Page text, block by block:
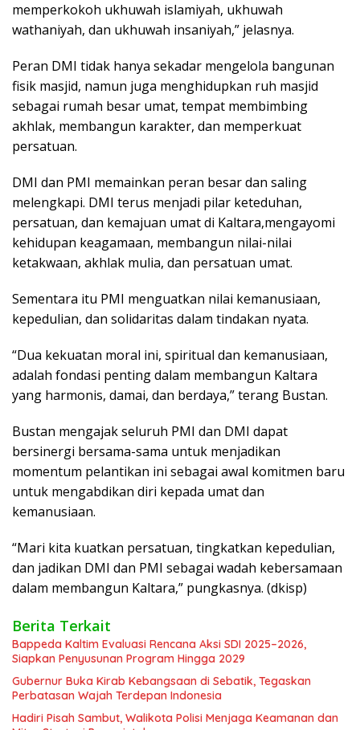
memperkokoh ukhuwah islamiyah, ukhuwah
wathaniyah, dan ukhuwah insaniyah,” jelasnya.
Peran DMI tidak hanya sekadar mengelola bangunan
fisik masjid, namun juga menghidupkan ruh masjid
sebagai rumah besar umat, tempat membimbing
akhlak, membangun karakter, dan memperkuat
persatuan.
DMI dan PMI memainkan peran besar dan saling
melengkapi. DMI terus menjadi pilar keteduhan,
persatuan, dan kemajuan umat di Kaltara,mengayomi
kehidupan keagamaan, membangun nilai-nilai
ketakwaan, akhlak mulia, dan persatuan umat.
Sementara itu PMI menguatkan nilai kemanusiaan,
kepedulian, dan solidaritas dalam tindakan nyata.
“Dua kekuatan moral ini, spiritual dan kemanusiaan,
adalah fondasi penting dalam membangun Kaltara
yang harmonis, damai, dan berdaya,” terang Bustan.
Bustan mengajak seluruh PMI dan DMI dapat
bersinergi bersama-sama untuk menjadikan
momentum pelantikan ini sebagai awal komitmen baru
untuk mengabdikan diri kepada umat dan
kemanusiaan.
“Mari kita kuatkan persatuan, tingkatkan kepedulian,
dan jadikan DMI dan PMI sebagai wadah kebersamaan
dalam membangun Kaltara,” pungkasnya. (dkisp)
Berita Terkait
Bappeda Kaltim Evaluasi Rencana Aksi SDI 2025–2026,
Siapkan Penyusunan Program Hingga 2029
Gubernur Buka Kirab Kebangsaan di Sebatik, Tegaskan
Perbatasan Wajah Terdepan Indonesia
Hadiri Pisah Sambut, Walikota Polisi Menjaga Keamanan dan